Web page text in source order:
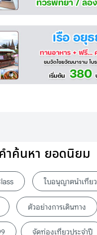
คำค้นหา ยอดนิยม
ใบอนุญาตนำเที่ยว
ตัวอย่างการเดินทาง
จัดท่องเที่ยวประจำปี